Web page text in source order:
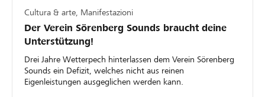
Cultura & arte, Manifestazioni
Der Verein Sörenberg Sounds braucht deine
Unterstützung!
Drei Jahre Wetterpech hinterlassen dem Verein Sörenberg
Sounds ein Defizit, welches nicht aus reinen
Eigenleistungen ausgeglichen werden kann.